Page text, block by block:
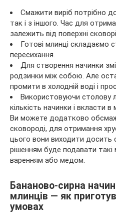
Смажити виріб потрібно
так і з іншого. Час для
залежить від поверхні
Готові млинці складаємо
пересихання.
Для створення начинки
родзинки між собою. Але
промити в холодній воді і
Використовуючи столову
кількість начинки і вкласти
Ви можете додатково
сковороді, для отримання
цього вони виходити досить
рішенням буде подавати такі
варенням або медом.
Бананово-сирна
млинців — як
умовах